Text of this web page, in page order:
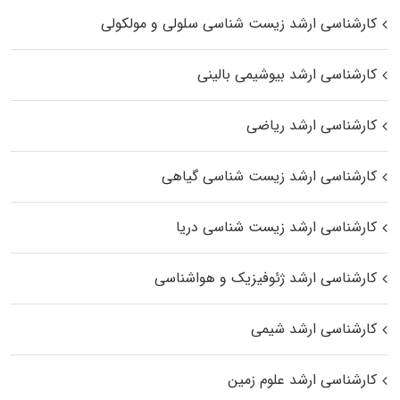
کارشناسی ارشد زیست شناسی سلولی و مولکولی
کارشناسی ارشد بیوشیمی بالینی
کارشناسی ارشد ریاضی
کارشناسی ارشد زیست‌ شناسی گیاهی
کارشناسی ارشد زیست‌ شناسی دریا
کارشناسی ارشد ژئوفیزیک و هواشناسی
کارشناسی ارشد شیمی
کارشناسی ارشد علوم زمین